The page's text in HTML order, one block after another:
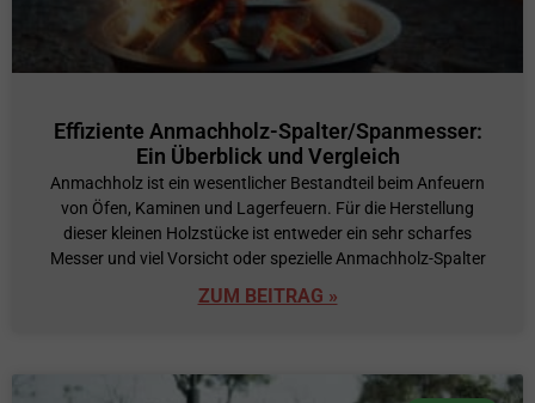
Effiziente Anmachholz-Spalter/Spanmesser:
Ein Überblick und Vergleich
Anmachholz ist ein wesentlicher Bestandteil beim Anfeuern
von Öfen, Kaminen und Lagerfeuern. Für die Herstellung
dieser kleinen Holzstücke ist entweder ein sehr scharfes
Messer und viel Vorsicht oder spezielle Anmachholz-Spalter
ZUM BEITRAG »